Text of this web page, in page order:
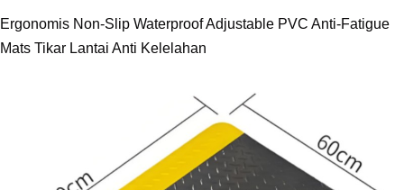
Ergonomis Non-Slip Waterproof Adjustable PVC Anti-Fatigue
Mats Tikar Lantai Anti Kelelahan